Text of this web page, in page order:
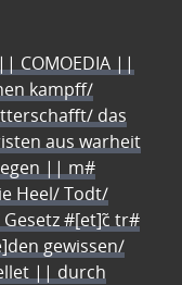
COMOEDIA ||
kampff/
das
aus warheit
|| m#
Heel/ Todt/
#[et]c̃ tr#
gewissen/
|| durch